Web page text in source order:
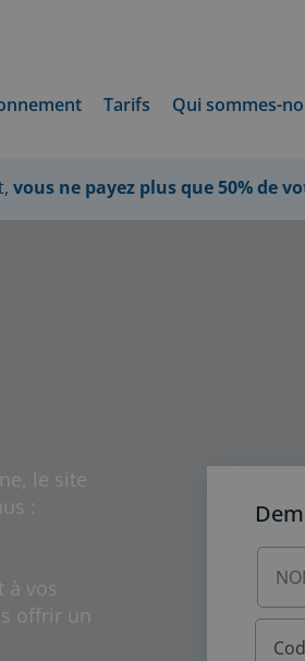
Tarifs Qui sommes-
vous ne payez plus que 50% de
le site
:
à vos
offrir un